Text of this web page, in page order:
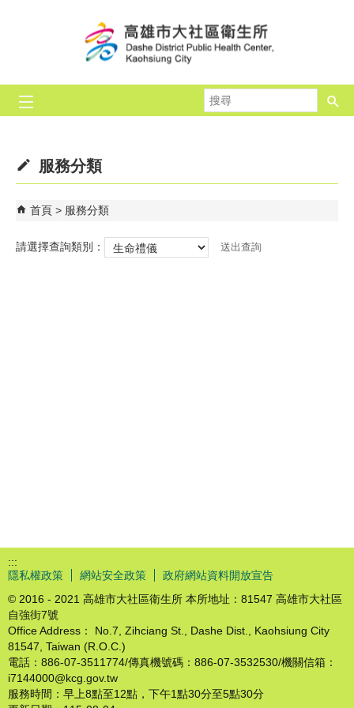
尋
服務分類
首頁 服務分類
請選擇查詢類別：
:::
隱私權政策
網站安全政策
政府網站資料開放宣告
© 2016 - 2021 高雄市大社區衛生所 本所地址：81547 高雄市大社區
自強街7號
Office Address： No.7, Zihciang St., Dashe Dist., Kaohsiung City
81547, Taiwan (R.O.C.)
電話：886-07-3511774/傳真機號碼：886-07-3532530/機關信箱：
i7144000@kcg.gov.tw
服務時間：早上8點至12點，下午1點30分至5點30分